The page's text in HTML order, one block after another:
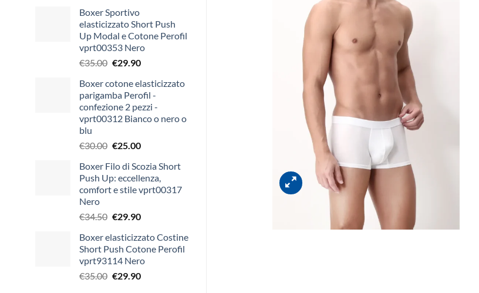
Boxer Sportivo
elasticizzato Short Push
Up Modal e Cotone Perofil
vprt00353 Nero
€35.00 Il
originale
era:
€35.00.
€29.90Il
attuale
è:
€29.90.
Boxer cotone elasticizzato
parigamba Perofil -
confezione 2 pezzi -
vprt00312 Bianco o nero o
blu
€30.00 Il
originale
era:
€30.00.
€25.00Il
attuale
è:
€25.00.
Boxer Filo di Scozia Short
Push Up: eccellenza,
comfort e stile vprt00317
Nero
€34.50 Il
originale
era:
€34.50.
€29.90Il
attuale
è:
€29.90.
Boxer elasticizzato Costine
Short Push Cotone Perofil
vprt93114 Nero
€35.00 Il
€29.90Il